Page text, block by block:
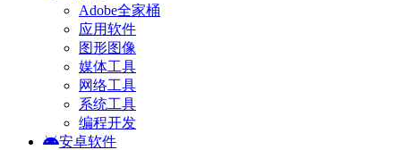
Adobe全家桶
应用软件
图形图像
媒体工具
网络工具
系统工具
编程开发
安卓软件